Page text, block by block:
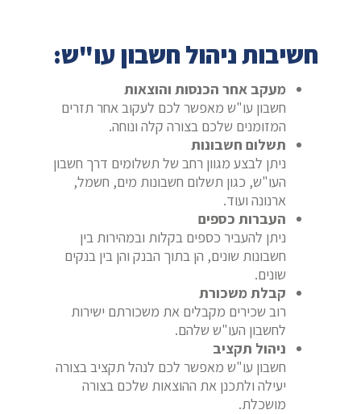
חשיבות ניהול חשבון עו"ש:
מעקב אחר הכנסות והוצאות
חשבון עו"ש מאפשר לכם לעקוב אחר תזרים
המזומנים שלכם בצורה קלה ונוחה.
תשלום חשבונות
ניתן לבצע מגוון רחב של תשלומים דרך חשבון
העו"ש, כגון תשלום חשבונות מים, חשמל,
ארנונה ועוד.
העברות כספים
ניתן להעביר כספים בקלות ובמהירות בין
חשבונות שונים, הן בתוך הבנק והן בין בנקים
שונים.
קבלת משכורת
רוב שכירים מקבלים את משכורתם ישירות
לחשבון העו"ש שלהם.
ניהול תקציב
חשבון עו"ש מאפשר לכם לנהל תקציב בצורה
יעילה ולתכנן את ההוצאות שלכם בצורה
מושכלת.